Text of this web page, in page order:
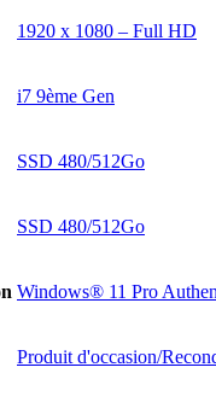
1920 x 1080 – Full HD
i7 9ème Gen
SSD 480/512Go
SSD 480/512Go
Windows® 11 Pro
Produit d'occasion/